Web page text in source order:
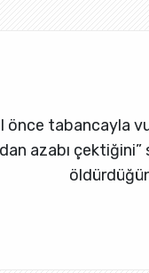
önce tabancayla
azabı çektiğini”